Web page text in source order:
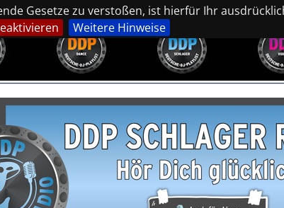
Gesetze zu verstoßen, ist hierfür Ihr
Weitere Hinweise